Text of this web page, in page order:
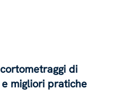
di
e migliori pratiche